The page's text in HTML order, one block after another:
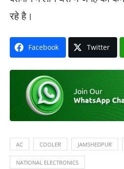
रहे है।
Facebook Twitter
AC COOLER JAMSHEDPUR
NATIONAL ELECTRONICS